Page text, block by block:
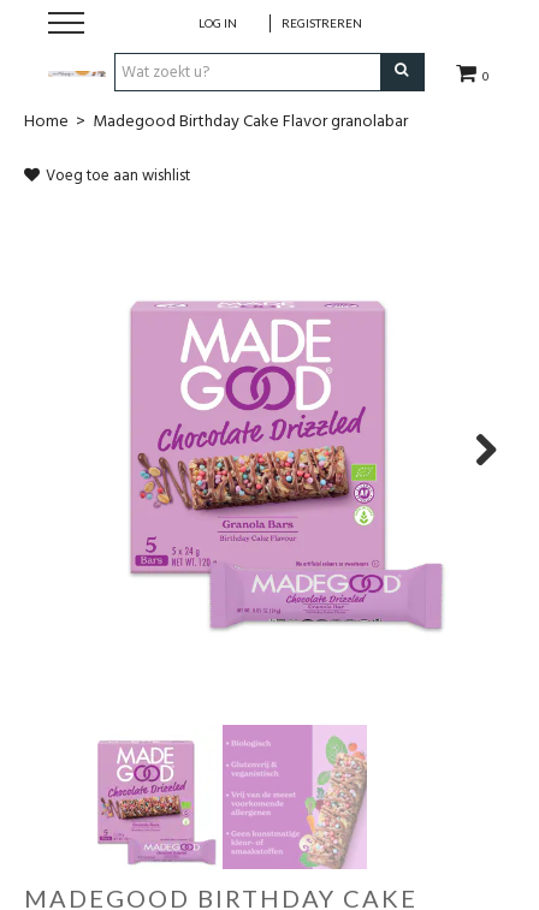
0
LOG IN REGISTREREN
Hulp bij
Huis & Gezelligheid
Home > Madegood Birthday Cake Flavor granolabar
Voeg toe aan wishlist
MADEGOOD BIRTHDAY CAKE